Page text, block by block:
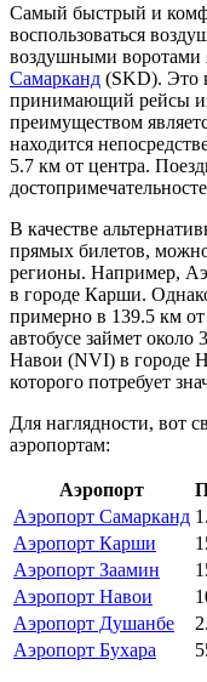
Самый быстрый и
воспользоваться
воздушными воротами
Самарканд (SKD). Это
принимающий рейсы
преимуществом
находится
5.7 км от центра.
В качестве
прямых билетов,
регионы. Например,
в городе Карши.
примерно в 139.5 км
автобусе займет около
Навои (NVI) в городе
которого потребует
Для наглядности, вот
аэропортам:
Аэропорт
Аэропорт Самарканд
Аэропорт Карши
Аэропорт Заамин
Аэропорт Навои
Аэропорт Душанбе
Аэропорт Бухара